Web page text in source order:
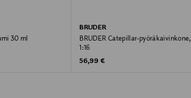
30 ml
BRUDER
BRUDER Catepillar-pyöräkaivinkone,
1:16
Original Price
56,99 €